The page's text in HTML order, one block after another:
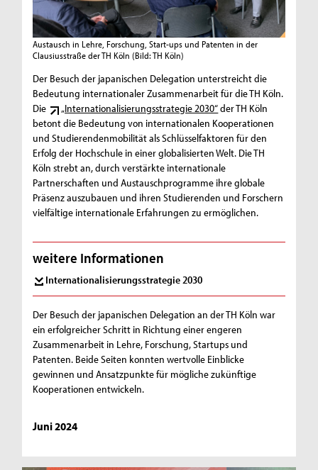
Austausch in Lehre, Forschung, Start-ups und Patenten in der
Clausiusstraße der TH Köln (Bild: TH Köln)
Der Besuch der japanischen Delegation unterstreicht die
Bedeutung internationaler Zusammenarbeit für die TH Köln.
Die
„Internationalisierungsstrategie 2030“der TH Köln
betont die Bedeutung von internationalen Kooperationen
und Studierendenmobilität als Schlüsselfaktoren für den
Erfolg der Hochschule in einer globalisierten Welt. Die TH
Köln strebt an, durch verstärkte internationale
Partnerschaften und Austauschprogramme ihre globale
Präsenz auszubauen und ihren Studierenden und Forschern
vielfältige internationale Erfahrungen zu ermöglichen.
weitere Informationen
Internationalisierungsstrategie 2030
Der Besuch der japanischen Delegation an der TH Köln war
ein erfolgreicher Schritt in Richtung einer engeren
Zusammenarbeit in Lehre, Forschung, Startups und
Patenten. Beide Seiten konnten wertvolle Einblicke
gewinnen und Ansatzpunkte für mögliche zukünftige
Kooperationen entwickeln.
Juni 2024